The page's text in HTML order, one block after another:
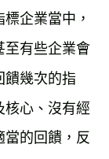
企業當中，
至有些企業會
饋幾次的指
核心、沒有經
的回饋，反